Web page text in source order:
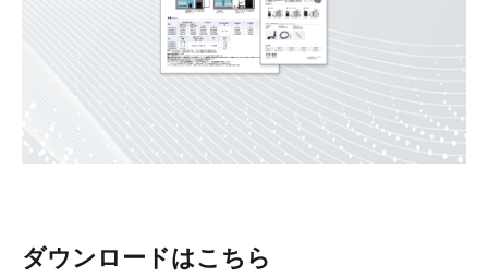
ダウンロードはこちら